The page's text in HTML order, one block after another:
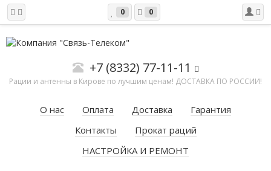
0 0
+7 (8332) 77-11-11
Рации и антенны в Кирове по лучшим ценам! ДОСТАВКА ПО РОССИИ!
О нас Оплата Доставка
Гарантия
Контакты
Прокат раций
НАСТРОЙКА И РЕМОНТ